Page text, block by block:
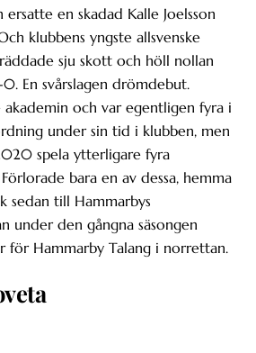
en skadad Kalle Joelsson
klubbens yngste allsvenske
sju skott och höll nollan
En svårslagen drömdebut.
och var egentligen fyra i
under sin tid i klubben, men
spela ytterligare fyra
bara en av dessa, hemma
sedan till Hammarbys
under den gångna säsongen
för Hammarby Talang i norrettan.